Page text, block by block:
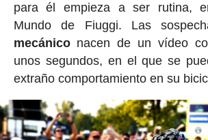
para él empieza a ser rutina,
Mundo de Fiuggi. Las
mecániconacen de un vídeo
unos segundos, en el que se
extraño comportamiento en su